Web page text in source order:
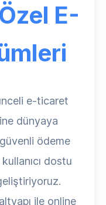
Özel E-
e-ticaret
dünyaya
ödeme
dostu
ile online